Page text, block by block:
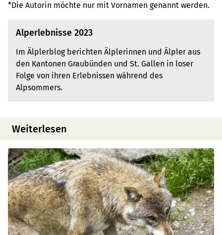
*Die Autorin möchte nur mit Vornamen genannt werden.
Alperlebnisse 2023
Im Älplerblog berichten Älplerinnen und Älpler aus
den Kantonen Graubünden und St. Gallen in loser
Folge von ihren Erlebnissen während des
Alpsommers.
Weiterlesen